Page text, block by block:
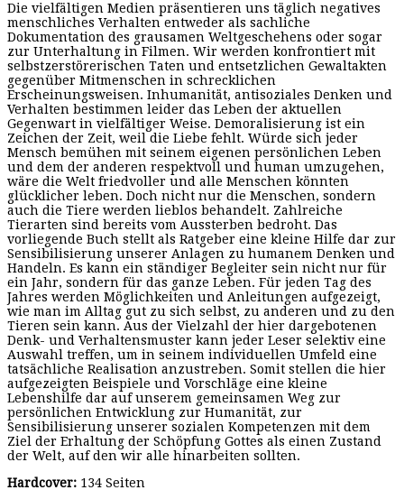
Die vielfältigen Medien präsentieren uns täglich negatives
menschliches Verhalten entweder als sachliche
Dokumentation des grausamen Weltgeschehens oder sogar
zur Unterhaltung in Filmen. Wir werden konfrontiert mit
selbstzerstörerischen Taten und entsetzlichen Gewaltakten
gegenüber Mitmenschen in schrecklichen
Erscheinungsweisen. Inhumanität, antisoziales Denken und
Verhalten bestimmen leider das Leben der aktuellen
Gegenwart in vielfältiger Weise. Demoralisierung ist ein
Zeichen der Zeit, weil die Liebe fehlt. Würde sich jeder
Mensch bemühen mit seinem eigenen persönlichen Leben
und dem der anderen respektvoll und human umzugehen,
wäre die Welt friedvoller und alle Menschen könnten
glücklicher leben. Doch nicht nur die Menschen, sondern
auch die Tiere werden lieblos behandelt. Zahlreiche
Tierarten sind bereits vom Aussterben bedroht. Das
vorliegende Buch stellt als Ratgeber eine kleine Hilfe dar zur
Sensibilisierung unserer Anlagen zu humanem Denken und
Handeln. Es kann ein ständiger Begleiter sein nicht nur für
ein Jahr, sondern für das ganze Leben. Für jeden Tag des
Jahres werden Möglichkeiten und Anleitungen aufgezeigt,
wie man im Alltag gut zu sich selbst, zu anderen und zu den
Tieren sein kann. Aus der Vielzahl der hier dargebotenen
Denk- und Verhaltensmuster kann jeder Leser selektiv eine
Auswahl treffen, um in seinem individuellen Umfeld eine
tatsächliche Realisation anzustreben. Somit stellen die hier
aufgezeigten Beispiele und Vorschläge eine kleine
Lebenshilfe dar auf unserem gemeinsamen Weg zur
persönlichen Entwicklung zur Humanität, zur
Sensibilisierung unserer sozialen Kompetenzen mit dem
Ziel der Erhaltung der Schöpfung Gottes als einen Zustand
der Welt, auf den wir alle hinarbeiten sollten.
Hardcover: 134 Seiten